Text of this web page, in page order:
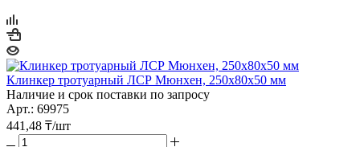
Клинкер тротуарный ЛСР Мюнхен, 250х80х50 мм
Наличие и срок поставки по запросу
Арт.: 69975
441,48 ₸/шт